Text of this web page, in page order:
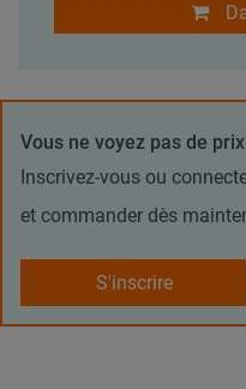
Vous ne voyez pas de prix
Inscrivez-vous ou
et commander dès
S'inscrire